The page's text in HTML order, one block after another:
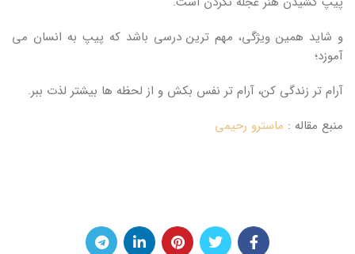
و شاید همین ویژگی، مهم ترین درسی باشد که پیپ به انسان می
آموزد؛
آرام تر زندگی کن، آرام تر نفس بکش و از لحظه ها بیشتر لذت ببر.
منبع مقاله : ماسترو رحیمی